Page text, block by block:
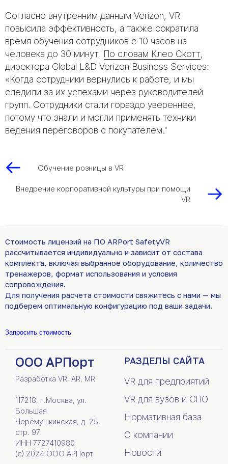
Согласно внутренним данным Verizon, VR
повысила эффективность, а также сократила
время обучения сотрудников с 10 часов на
человека до 30 минут. По словам Клео Скотт,
директора Global L&D Verizon Business Services:
«Когда сотрудники вернулись к работе, и мы
следили за их успехами через руководителей
групп. Сотрудники стали гораздо увереннее,
потому что знали и могли применять техники
ведения переговоров с покупателем."
Обучение розницы в VR
Внедрение корпоративной культуры при помощи
VR
Стоимость лицензий на ПО ARPort SafetyVR
рассчитывается индивидуально и зависит от состава
комплекта, включая выбранное оборудование, количество
тренажеров, формат использования и условия
сопровождения.
Для получения расчета стоимости свяжитесь с нами — мы
подберем оптимальную конфигурацию под ваши задачи.
Запросить стоимость
ООО АРПорт
Разработка VR, AR, MR
117218, г.Москва, ул.
Большая
Черёмушкинская, д. 25,
стр. 97
ИНН 7727410980
(c) 2024 ООО АРПорт
РАЗДЕЛЫ САЙТА
VR для предприятий
VR для вузов и СПО
Нормативная база
О компании
Новости